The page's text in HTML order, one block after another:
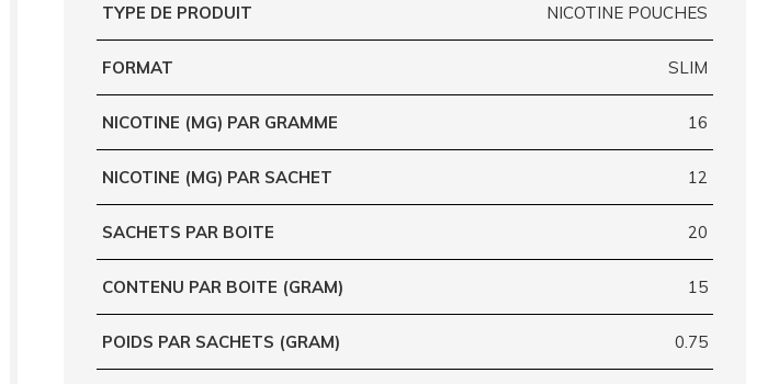
TYPE DE PRODUIT NICOTINE POUCHES
FORMAT SLIM
NICOTINE (MG) PAR GRAMME 16
NICOTINE (MG) PAR SACHET 12
SACHETS PAR BOITE 20
CONTENU PAR BOITE (GRAM) 15
POIDS PAR SACHETS (GRAM) 0.75